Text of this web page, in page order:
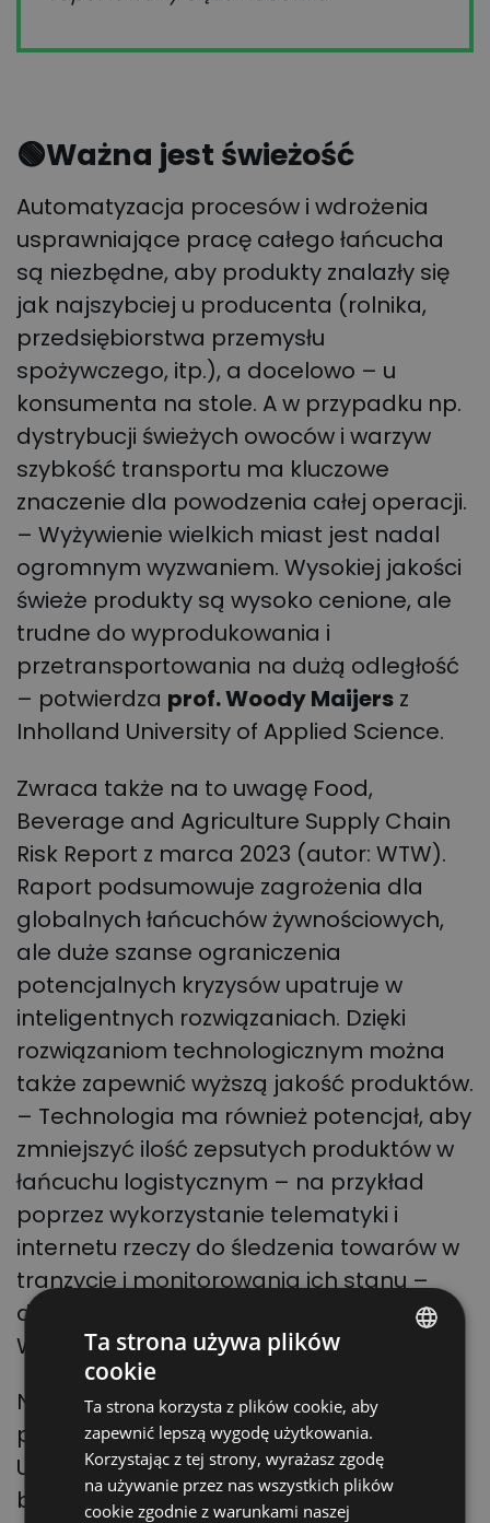
🟢Ważna jest świeżość
Automatyzacja procesów i wdrożenia
usprawniające pracę całego łańcucha
są niezbędne, aby produkty znalazły się
jak najszybciej u producenta (rolnika,
przedsiębiorstwa przemysłu
spożywczego, itp.), a docelowo – u
konsumenta na stole. A w przypadku np.
dystrybucji świeżych owoców i warzyw
szybkość transportu ma kluczowe
znaczenie dla powodzenia całej operacji.
– Wyżywienie wielkich miast jest nadal
ogromnym wyzwaniem. Wysokiej jakości
świeże produkty są wysoko cenione, ale
trudne do wyprodukowania i
przetransportowania na dużą odległość
– potwierdza prof. Woody Maijers z
Inholland University of Applied Science.
Zwraca także na to uwagę Food,
Beverage and Agriculture Supply Chain
Risk Report z marca 2023 (autor: WTW).
Raport podsumowuje zagrożenia dla
globalnych łańcuchów żywnościowych,
ale duże szanse ograniczenia
potencjalnych kryzysów upatruje w
inteligentnych rozwiązaniach. Dzięki
rozwiązaniom technologicznym można
także zapewnić wyższą jakość produktów.
– Technologia ma również potencjał, aby
zmniejszyć ilość zepsutych produktów w
łańcuchu logistycznym – na przykład
poprzez wykorzystanie telematyki i
internetu rzeczy do śledzenia towarów w
tranzycie i monitorowania ich stanu –
dodaje
WTW ds. żywności i napojów.
Na zapewnienie świeżości i trwałości
produktów zwraca także uwagę polska
Unia Owocowa. Polskie produkty trafiają
bowiem na rynek Unii Europejskiej, ale
ENGLISH
GERMAN
UKRAINIAN
Ta strona używa plików
cookie
Ta strona korzysta z plików cookie, aby
zapewnić lepszą wygodę użytkowania.
Korzystając z tej strony, wyrażasz zgodę
na używanie przez nas wszystkich plików
cookie zgodnie z warunkami naszej